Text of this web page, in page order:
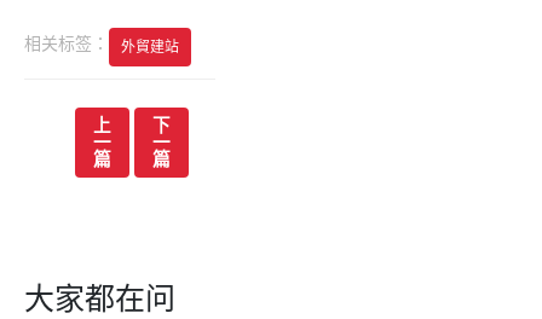
相关标签： 外貿建站
上
一
篇
下
一
篇
大家都在问